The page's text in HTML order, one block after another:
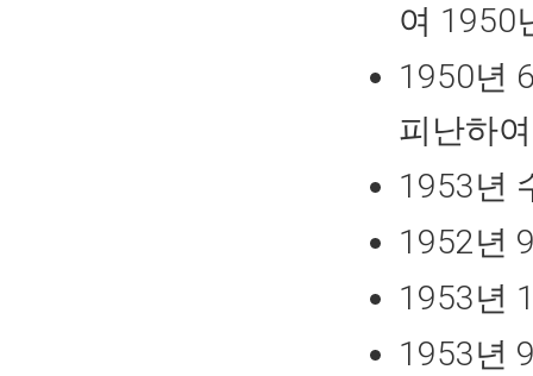
여 1950
1950년
피난하여
1953년
1952년
1953년
1953년